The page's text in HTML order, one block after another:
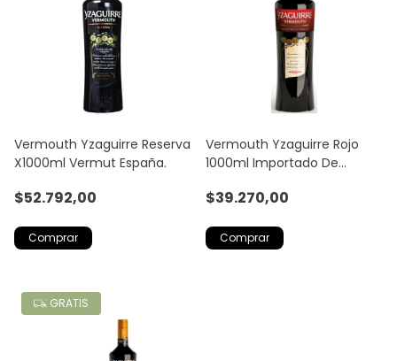
Vermouth Yzaguirre Reserva
X1000ml Vermut España.
$52.792,00
Vermouth Yzaguirre Rojo
1000ml Importado De
$39.270,00
GRATIS